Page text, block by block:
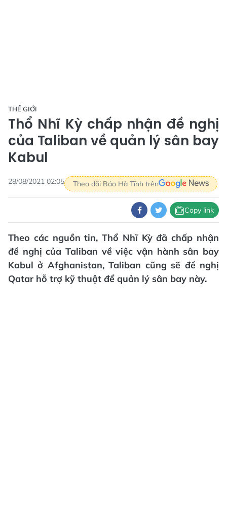
THẾ GIỚI
Thổ Nhĩ Kỳ chấp nhận đề nghị
của Taliban về quản lý sân bay
Kabul
28/08/2021 02:05 Theo dõi Báo Hà Tĩnh trên
Copy link
Theo các nguồn tin, Thổ Nhĩ Kỳ đã chấp nhận
đề nghị của Taliban về việc vận hành sân bay
Kabul ở Afghanistan, Taliban cũng sẽ đề nghị
Qatar hỗ trợ kỹ thuật để quản lý sân bay này.